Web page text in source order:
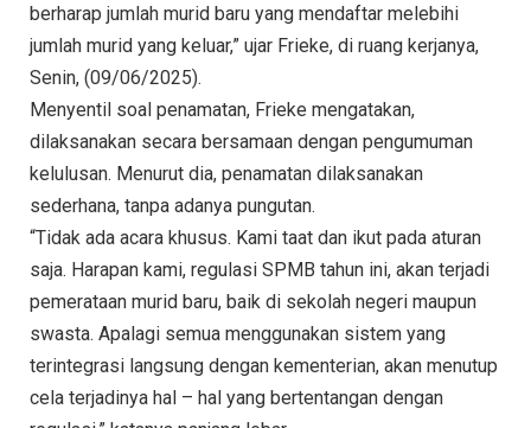
berharap jumlah murid baru yang mendaftar melebihi
jumlah murid yang keluar,” ujar Frieke, di ruang kerjanya,
Senin, (09/06/2025).
Menyentil soal penamatan, Frieke mengatakan,
dilaksanakan secara bersamaan dengan pengumuman
kelulusan. Menurut dia, penamatan dilaksanakan
sederhana, tanpa adanya pungutan.
“Tidak ada acara khusus. Kami taat dan ikut pada aturan
saja. Harapan kami, regulasi SPMB tahun ini, akan terjadi
pemerataan murid baru, baik di sekolah negeri maupun
swasta. Apalagi semua menggunakan sistem yang
terintegrasi langsung dengan kementerian, akan menutup
cela terjadinya hal – hal yang bertentangan dengan